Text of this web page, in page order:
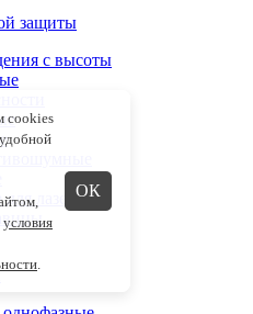
защиты
с высоты
лазера
cookies
условия
.
ОК